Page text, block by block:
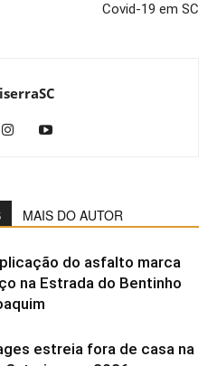
Covid-19 em SC
MAIS DO AUTOR
do asfalto marca
na Estrada do Bentinho
estreia fora de casa na